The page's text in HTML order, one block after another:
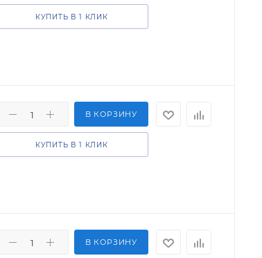
КУПИТЬ В 1 КЛИК
В КОРЗИНУ
КУПИТЬ В 1 КЛИК
В КОРЗИНУ